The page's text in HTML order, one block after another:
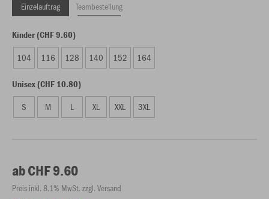
Einzelauftrag Teambestellung
Kinder (CHF 9.60)
104 116 128 140 152 164
Unisex (CHF 10.80)
S M L XL XXL 3XL
ab CHF 9.60
Preis inkl. 8.1% MwSt. zzgl. Versand